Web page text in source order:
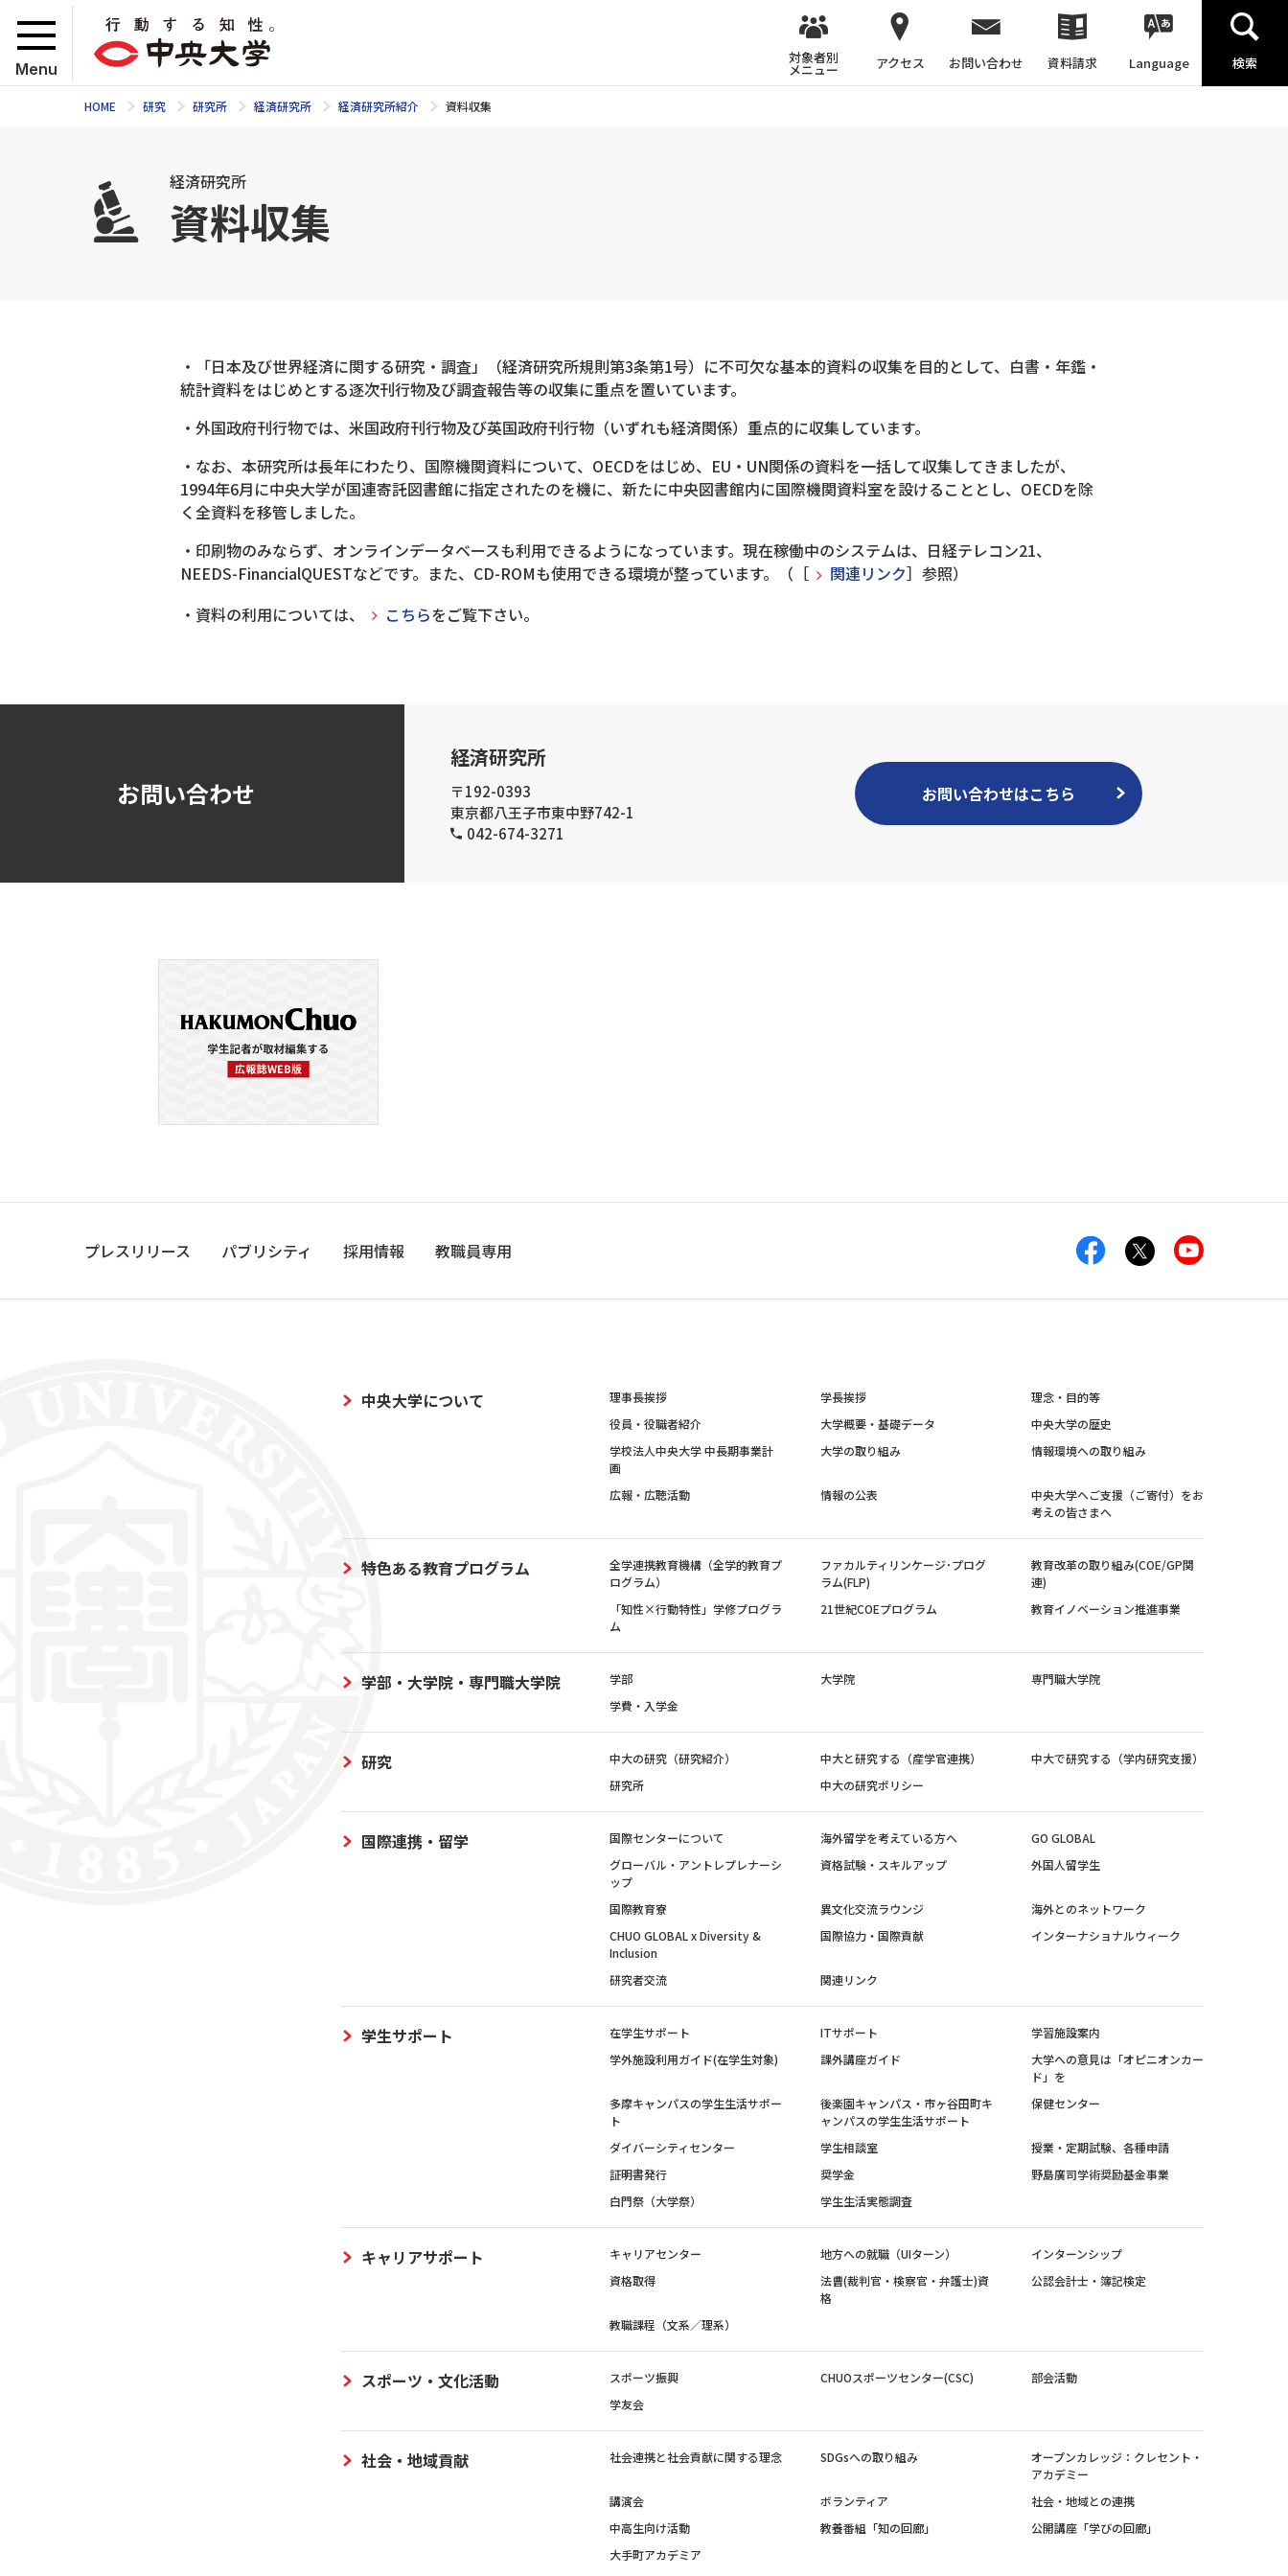
Menu
対象者別
メニュー アクセス お問い合わせ 資料請求 Language 検索
HOME 研究 研究所 経済研究所 経済研究所紹介 資料収集
経済研究所
資料収集
・「日本及び世界経済に関する研究・調査」（経済研究所規則第3条第1号）に不可欠な基本的資料の収集を目的として、白書・年鑑・
統計資料をはじめとする逐次刊行物及び調査報告等の収集に重点を置いています。
・外国政府刊行物では、米国政府刊行物及び英国政府刊行物（いずれも経済関係）重点的に収集しています。
・なお、本研究所は長年にわたり、国際機関資料について、OECDをはじめ、EU・UN関係の資料を一括して収集してきましたが、
1994年6月に中央大学が国連寄託図書館に指定されたのを機に、新たに中央図書館内に国際機関資料室を設けることとし、OECDを除
く全資料を移管しました。
・印刷物のみならず、オンラインデータベースも利用できるようになっています。現在稼働中のシステムは、日経テレコン21、
NEEDS-FinancialQUESTなどです。また、CD-ROMも使用できる環境が整っています。（［
関連リンク］参照）
・資料の利用については、
こちらをご覧下さい。
お問い合わせ
経済研究所
〒192-0393
東京都八王子市東中野742-1
042-674-3271
お問い合わせはこちら
プレスリリース パブリシティ 採用情報 教職員専用
中央大学について 理事長挨拶 学長挨拶
理念・目的等
役員・役職者紹介
大学概要・基礎データ
中央大学の歴史
学校法人中央大学 中長期事業計
画
大学の取り組み 情報環境への取り組み
広報・広聴活動 情報の公表
中央大学へご支援（ご寄付）をお
考えの皆さまへ
特色ある教育プログラム
全学連携教育機構（全学的教育プ
ログラム）
ファカルティリンケージ･プログ
ラム(FLP)
教育改革の取り組み(COE/GP関
連)
「知性×行動特性」学修プログラ
ム
21世紀COEプログラム 教育イノベーション推進事業
学部・大学院・専門職大学院 学部 大学院
専門職大学院
学費・入学金
研究 中大の研究（研究紹介） 中大と研究する（産学官連携）
中大で研究する（学内研究支援）
研究所
中大の研究ポリシー
国際連携・留学 国際センターについて 海外留学を考えている方へ
GO GLOBAL
グローバル・アントレプレナーシ
ップ
資格試験・スキルアップ 外国人留学生
国際教育寮 異文化交流ラウンジ
海外とのネットワーク
CHUO GLOBAL x Diversity &
Inclusion
国際協力・国際貢献 インターナショナルウィーク
研究者交流 関連リンク
学生サポート 在学生サポート ITサポート
学習施設案内
学外施設利用ガイド(在学生対象)
課外講座ガイド
大学への意見は「オピニオンカー
ド」を
多摩キャンパスの学生生活サポー
ト
後楽園キャンパス・市ヶ谷田町キ
ャンパスの学生生活サポート
保健センター
ダイバーシティセンター 学生相談室
授業・定期試験、各種申請
証明書発行
奨学金
野島廣司学術奨励基金事業
白門祭（大学祭）
学生生活実態調査
キャリアサポート キャリアセンター 地方への就職（UIターン）
インターンシップ
資格取得
法曹(裁判官・検察官・弁護士)資
格
公認会計士・簿記検定
教職課程（文系／理系）
スポーツ・文化活動 スポーツ振興 CHUOスポーツセンター(CSC)
部会活動
学友会
社会・地域貢献 社会連携と社会貢献に関する理念 SDGsへの取り組み
オープンカレッジ：クレセント・
アカデミー
講演会
ボランティア
社会・地域との連携
中高生向け活動
教養番組「知の回廊」
公開講座「学びの回廊」
大手町アカデミア